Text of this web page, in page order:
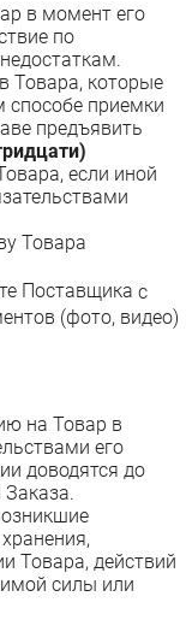
в момент его
по
Товара, которые
приемки
предъявить
если иной
Товара
Поставщика с
(фото, видео)
на Товар в
его
доводятся до
Товара, действий
силы или